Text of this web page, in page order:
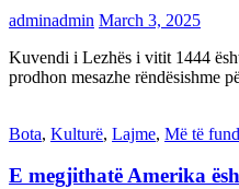
adminadmin March 3, 2025
Kuvendi i Lezhës i vitit 1444
prodhon mesazhe rëndësishme
Bota, Kulturë, Lajme, Më të
E megjithatë Amerika